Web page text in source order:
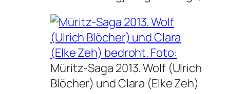
Müritz-Saga 2013. Wolf (Ulrich
Blöcher) und Clara (Elke Zeh)